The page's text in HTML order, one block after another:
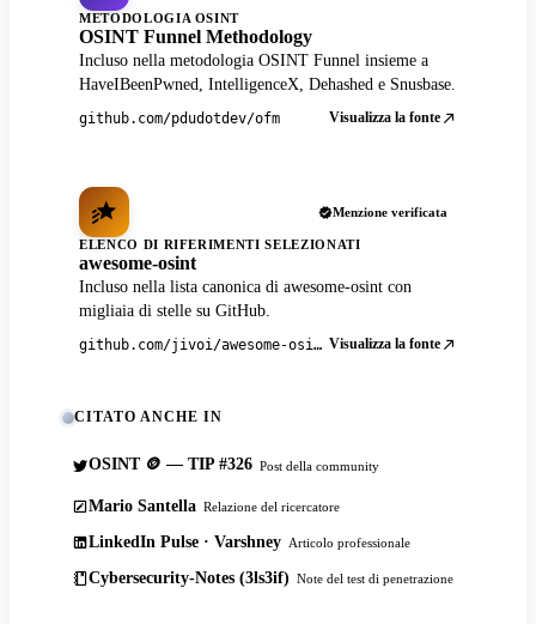
METODOLOGIA OSINT
OSINT Funnel Methodology
Incluso nella metodologia OSINT Funnel insieme a
HaveIBeenPwned, IntelligenceX, Dehashed e Snusbase.
github.com/pdudotdev/ofm Visualizza la fonte
Menzione verificata
ELENCO DI RIFERIMENTI SELEZIONATI
awesome-osint
Incluso nella lista canonica di awesome-osint con
migliaia di stelle su GitHub.
github.com/jivoi/awesome-osint Visualizza la fonte
CITATO ANCHE IN
OSINT 🪙 — TIP #326 Post della community
Mario Santella Relazione del ricercatore
LinkedIn Pulse · Varshney Articolo professionale
Cybersecurity-Notes (3ls3if) Note del test di penetrazione